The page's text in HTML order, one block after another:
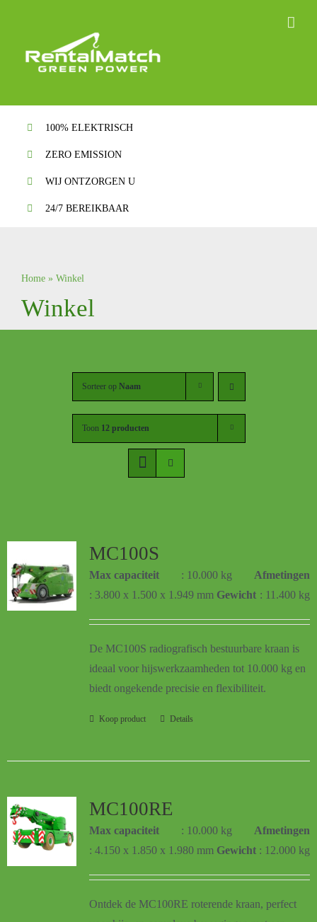
inhoud
100% ELEKTRISCH
ZERO EMISSION
WIJ ONTZORGEN U
24/7 BEREIKBAAR
Home» Winkel
Winkel
Sorteer op Naam
Toon 12 producten
MC100S
Max capaciteit : 10.000 kg
Afmetingen
: 3.800 x 1.500 x 1.949 mm Gewicht : 11.400 kg
De MC100S radiografisch bestuurbare kraan is
ideaal voor hijswerkzaamheden tot 10.000 kg en
biedt ongekende precisie en flexibiliteit.
Koop product Details
MC100RE
Max capaciteit : 10.000 kg
Afmetingen
: 4.150 x 1.850 x 1.980 mm Gewicht : 12.000 kg
Ontdek de MC100RE roterende kraan, perfect